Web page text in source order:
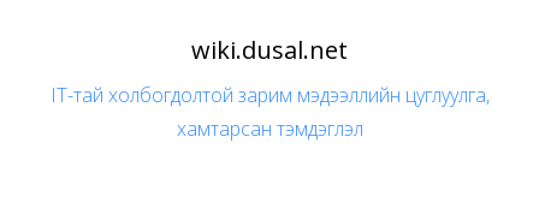
wiki.dusal.net
IT-тай холбогдолтой зарим мэдээллийн цуглуулга,
хамтарсан тэмдэглэл